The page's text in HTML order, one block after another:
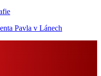
Pavla v Lánech